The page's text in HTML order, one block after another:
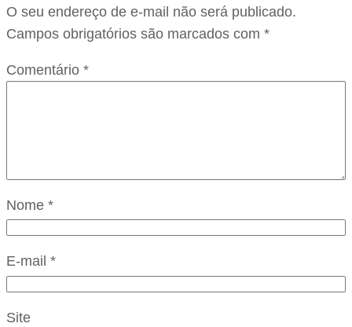
O seu endereço de e-mail não será publicado.
Campos obrigatórios são marcados com *
Comentário *
Nome *
E-mail *
Site